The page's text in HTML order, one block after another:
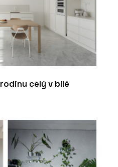
celý v bílé